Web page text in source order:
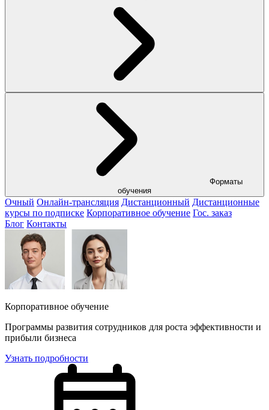
обучения
Очный Онлайн-трансляция Дистанционный Дистанционные
курсы по подписке Корпоративное обучение Гос. заказ
Блог Контакты
Корпоративное обучение
Программы развития сотрудников для роста эффективности и
прибыли бизнеса
Узнать подробности